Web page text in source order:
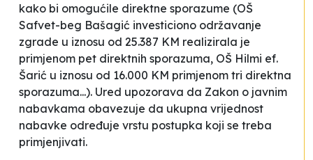
kako bi omogućile direktne sporazume (OŠ
Safvet-beg Bašagić investiciono održavanje
zgrade u iznosu od 25.387 KM realizirala je
primjenom pet direktnih sporazuma, OŠ Hilmi ef.
Šarić u iznosu od 16.000 KM primjenom tri direktna
sporazuma...). Ured upozorava da Zakon o javnim
nabavkama obavezuje da ukupna vrijednost
nabavke određuje vrstu postupka koji se treba
primjenjivati.